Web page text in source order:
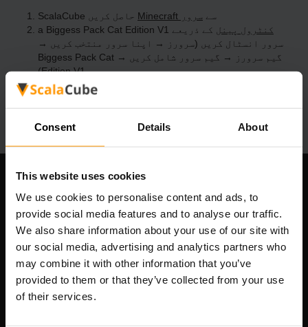
Consent Details About
This website uses cookies
We use cookies to personalise content and ads, to
provide social media features and to analyse our traffic.
We also share information about your use of our site with
our social media, advertising and analytics partners who
may combine it with other information that you’ve
provided to them or that they’ve collected from your use
of their services.
ScalaCube سے Minecraft سرور
حاصل کریں
کنٹرول پینل
کے ذریعے a Biggess Pack Cat Edition V1
سرور انسٹال کریں (سرورز → اپنا سرور منتخب کریں →
گیم سرورز → گیم سرور شامل کریں → Biggess Pack Cat
Edition V1)
سرور پر کھیلنے کا مزہ لیں!
Scalable Hosting Solutions OÜ
رجسٹریشن کوڈ: 14652605
VAT نمبر: EE102133820
پتہ: Harju maakond, Tallinn, Kesklinna linnaosa,